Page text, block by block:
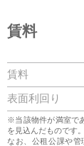
賃料
賃料
表面利回り
※当該物件が満室で
を見込んだものです。
なお、公租公課や管